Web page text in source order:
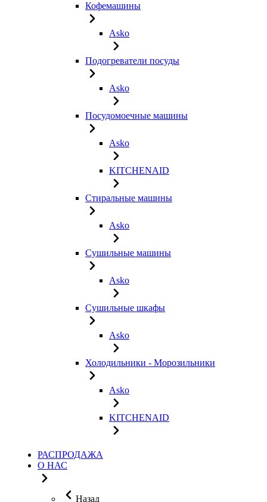
Кофемашины
Asko
Подогреватели посуды
Asko
Посудомоечные машины
Asko
KITCHENAID
Стиральные машины
Asko
Сушильные машины
Asko
Сушильные шкафы
Asko
Холодильники - Морозильники
Asko
KITCHENAID
РАСПРОДАЖА
О НАС
Назад